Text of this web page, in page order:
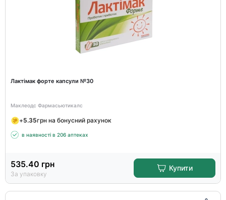
Лактімак форте капсули №30
Маклеодс Фармасьютикалс
+5.35грн на бонусний рахунок
в наявності в 206 аптеках
535.40 грн
За упаковку
Купити